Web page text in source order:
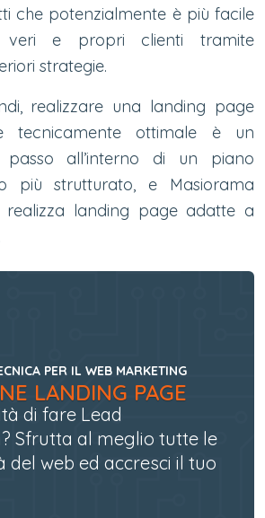
che potenzialmente è più facile
veri e propri clienti tramite
strategie.
realizzare una landing page
tecnicamente ottimale è un
passo all’interno di un piano
più strutturato, e Masiorama
realizza landing page adatte a
PER IL WEB MARKETING
LANDING PAGE
di fare Lead
Sfrutta al meglio tutte le
del web ed accresci il tuo